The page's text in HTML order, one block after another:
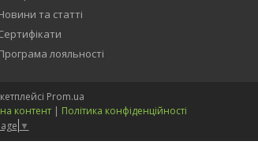
та статті
лояльності
Prom.ua
контент | Політика конфіденційності
▼